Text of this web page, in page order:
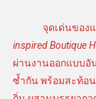
จุดเด่นของ
inspired Boutique
ผ่านงานออกแบบอั
ซ้ำกัน พร้อมสะท้อ